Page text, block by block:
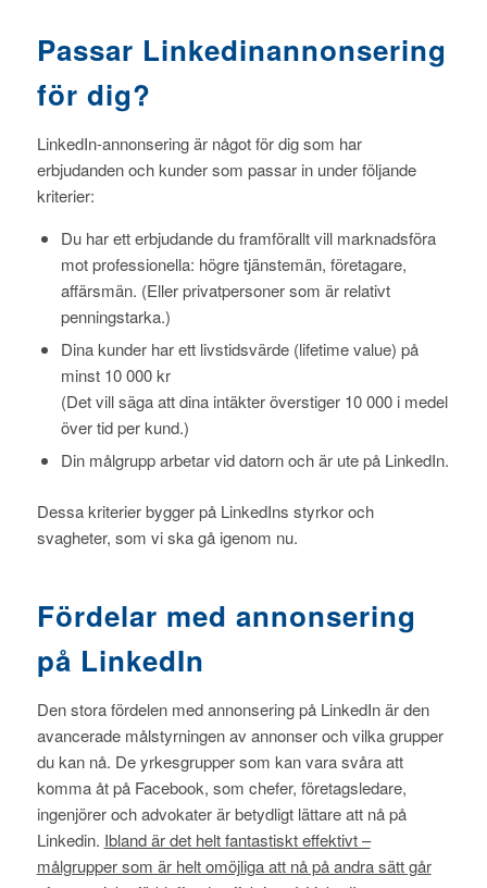
Passar Linkedinannonsering
för dig?
LinkedIn-annonsering är något för dig som har
erbjudanden och kunder som passar in under följande
kriterier:
Du har ett erbjudande du framförallt vill marknadsföra
mot professionella: högre tjänstemän, företagare,
affärsmän. (Eller privatpersoner som är relativt
penningstarka.)
Dina kunder har ett livstidsvärde (lifetime value) på
minst 10 000 kr
(Det vill säga att dina intäkter överstiger 10 000 i medel
över tid per kund.)
Din målgrupp arbetar vid datorn och är ute på LinkedIn.
Dessa kriterier bygger på LinkedIns styrkor och
svagheter, som vi ska gå igenom nu.
Fördelar med annonsering
på LinkedIn
Den stora fördelen med annonsering på LinkedIn är den
avancerade målstyrningen av annonser och vilka grupper
du kan nå. De yrkesgrupper som kan vara svåra att
komma åt på Facebook, som chefer, företagsledare,
ingenjörer och advokater är betydligt lättare att nå på
Linkedin. Ibland är det helt fantastiskt effektivt –
målgrupper som är helt omöjliga att nå på andra sätt går